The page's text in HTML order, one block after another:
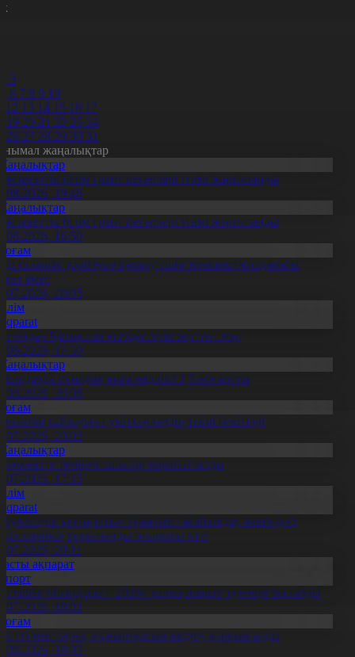
3
6 7 8 9 10
12 13 14 15 16 17
19 20 21 22 23 24
26 27 28 29 30 31
жаңалықтар
білім грант иегерлері тізімі жарияланды
19:46
білім грант иегерлері тізімі жарияланды
16:50
салалық дәрігерге қаралу үшін терапевт жолдамасы
емес
20:05
Қазақстан өсімдіктерін зерттеп жүр
17:30
отандық өнім өндірісі 1,5 есе артты
20:06
сайлауына үміткерлердің тізімі бекітілді
20:03
теміржолшылар марапатталды
17:15
ұрпақтары» грантын тағайындау жөніндегі
қорытынды отырысы өтті
20:11
ақпарат
ойындары – 2026» халықаралық турнирі басталды
10:01
еті мен тауық жұмыртқасын өндіру қарқын алды
10:05